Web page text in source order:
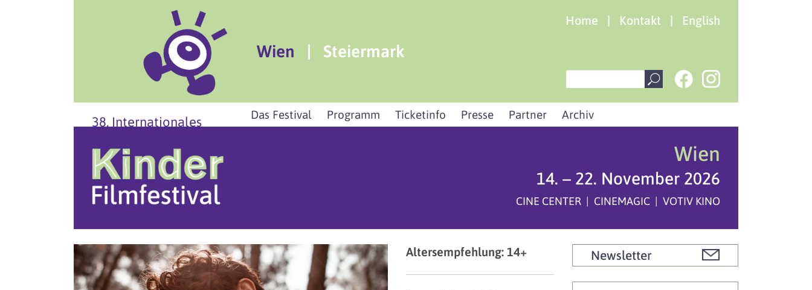
Home | Kontakt | English
Wien | Steiermark
38. Internationales Das Festival Programm Ticketinfo Presse Partner Archiv
Wien
14. – 22. November 2026
CINE CENTER | CINEMAGIC | VOTIV KINO
Altersempfehlung: 14+ Newsletter